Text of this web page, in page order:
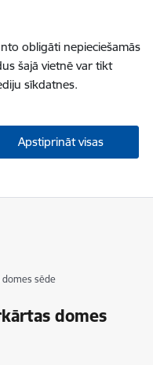
obligāti nepieciešamās
šajā vietnē var tikt
sīkdatnes.
Apstiprināt visas
domes sēde
domes